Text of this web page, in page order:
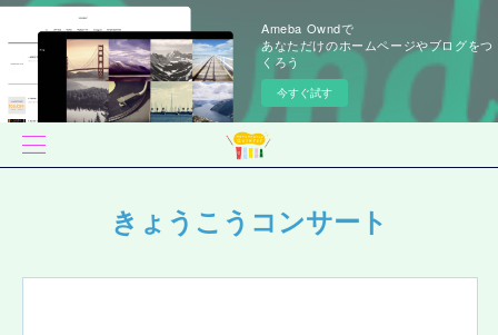
Ameba Owndで
あなただけのホームページやブログをつ
くろう
今すぐ試す
きょうこうコンサート